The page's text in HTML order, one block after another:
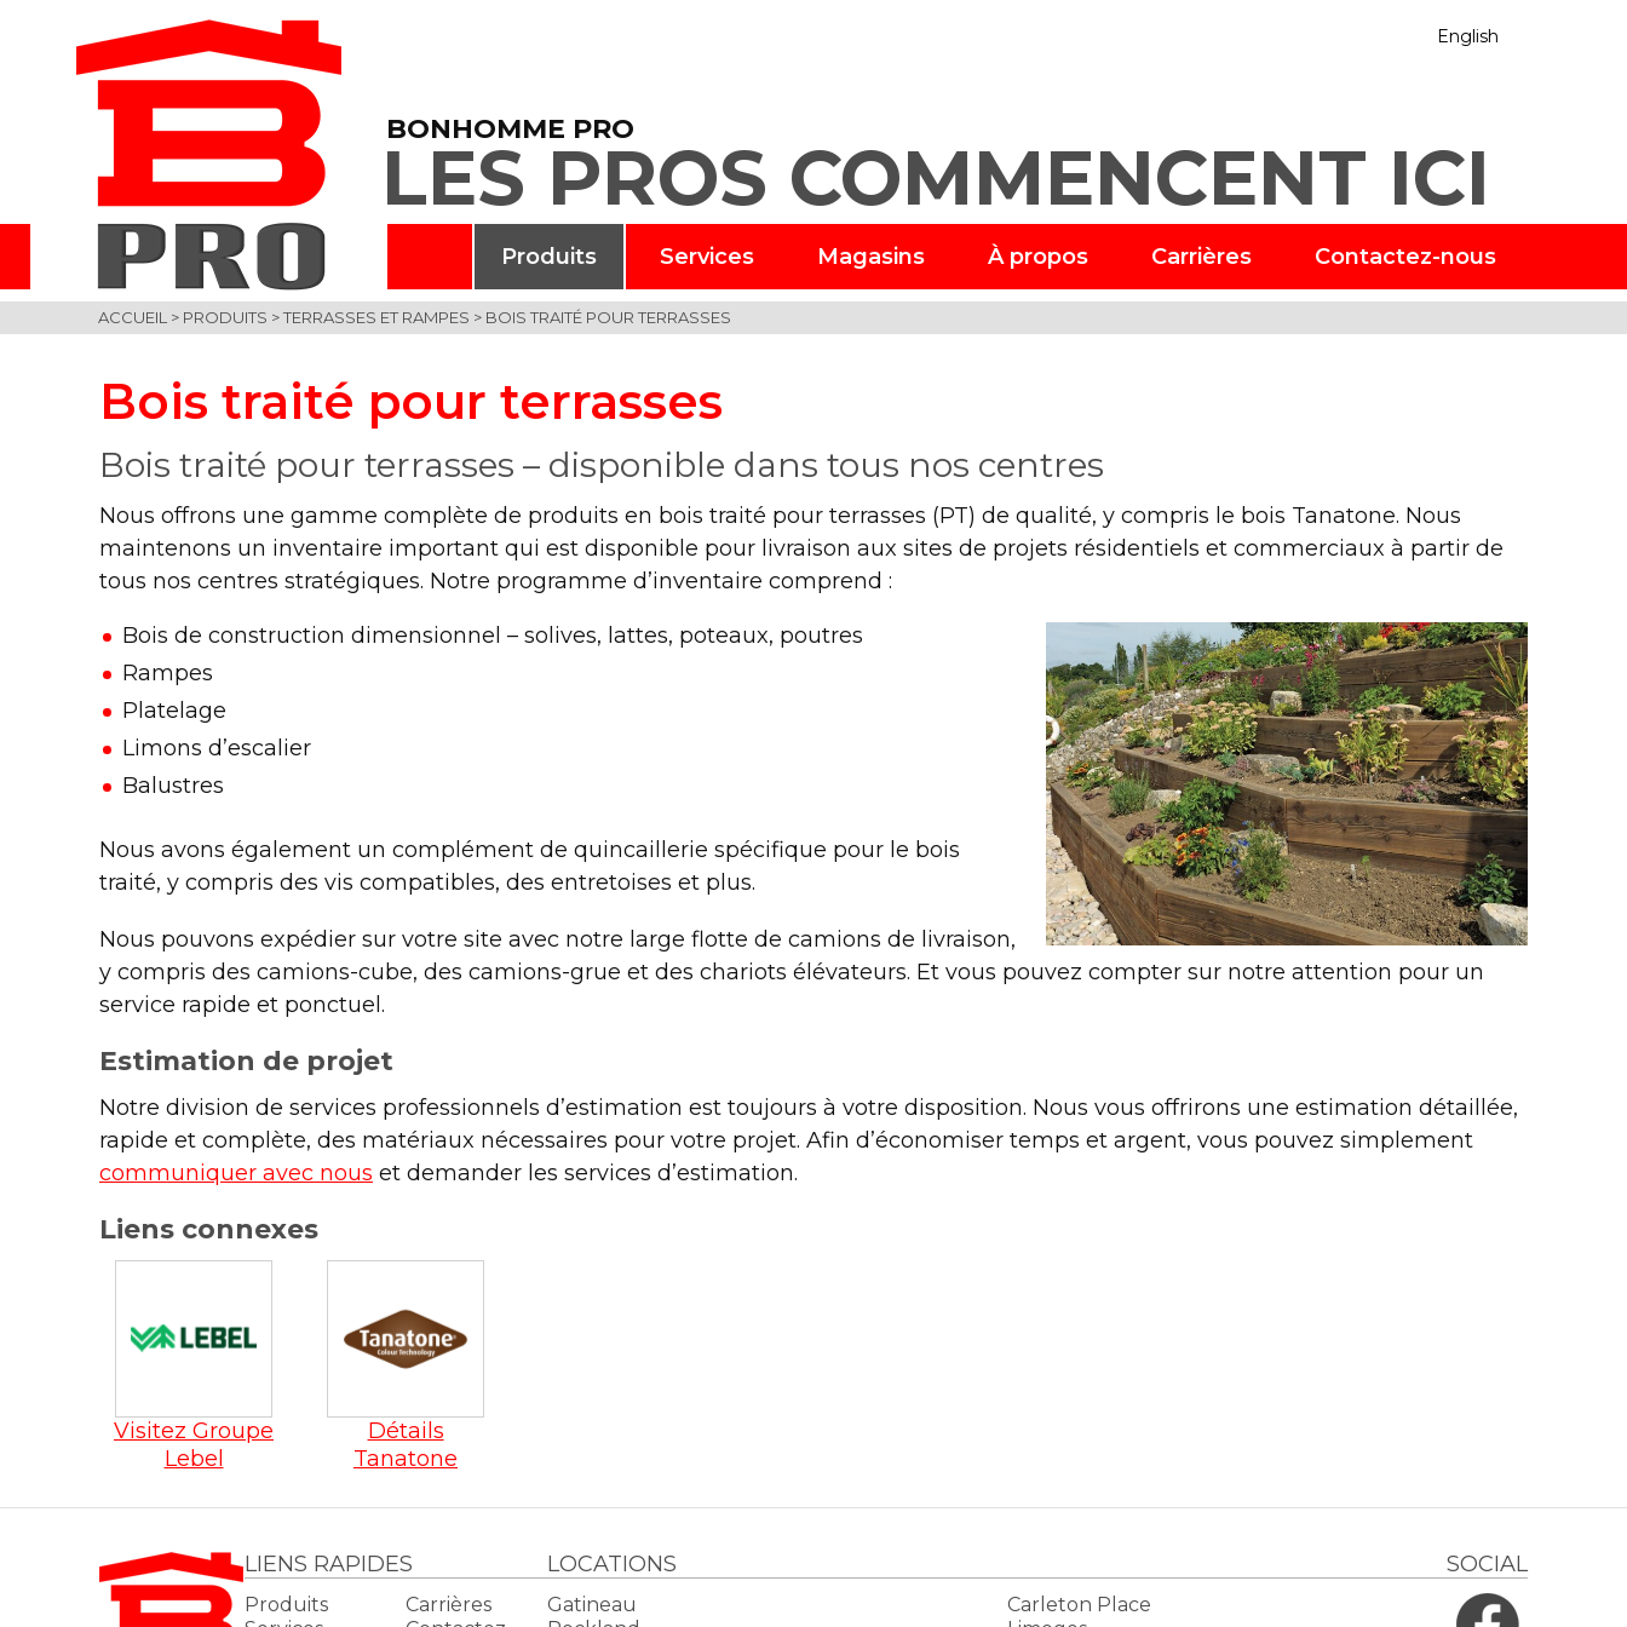
BONHOMME PRO
LES PROS COMMENCENT ICI
English
Produits Services Magasins À propos Carrières Contactez-nous
ACCUEIL > PRODUITS >TERRASSES ET RAMPES > BOIS TRAITÉ POUR TERRASSES
Bois traité pour terrasses
Bois traité pour terrasses – disponible dans tous nos centres
Nous offrons une gamme complète de produits en bois traité pour terrasses (PT) de qualité, y compris le bois Tanatone. Nous
maintenons un inventaire important qui est disponible pour livraison aux sites de projets résidentiels et commerciaux à partir de
tous nos centres stratégiques. Notre programme d’inventaire comprend :
Bois de construction dimensionnel – solives, lattes, poteaux, poutres
Rampes
Platelage
Limons d’escalier
Balustres
Nous avons également un complément de quincaillerie spécifique pour le bois
traité, y compris des vis compatibles, des entretoises et plus.
Nous pouvons expédier sur votre site avec notre large flotte de camions de livraison,
y compris des camions-cube, des camions-grue et des chariots élévateurs. Et vous pouvez compter sur notre attention pour un
service rapide et ponctuel.
Estimation de projet
Notre division de services professionnels d’estimation est toujours à votre disposition. Nous vous offrirons une estimation détaillée,
rapide et complète, des matériaux nécessaires pour votre projet. Afin d’économiser temps et argent, vous pouvez simplement
communiquer avec nous et demander les services d’estimation.
Liens connexes
Visitez Groupe
Lebel
Détails
Tanatone
LIENS RAPIDES
Produits
Carrières
LOCATIONS
Gatineau
Carleton Place
SOCIAL